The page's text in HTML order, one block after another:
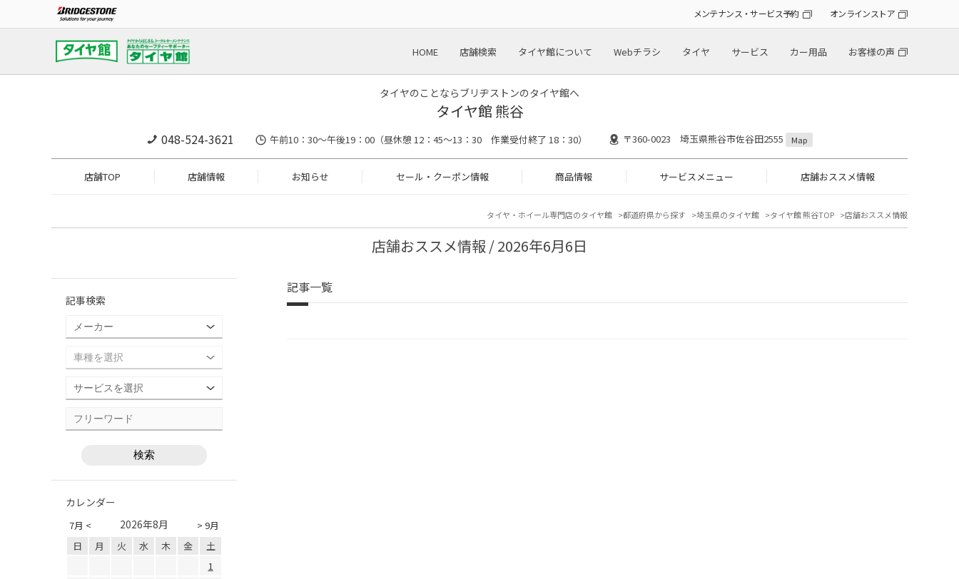
メンテナンス・サービス予約 オンラインストア
HOME 店舗検索 タイヤ館について Webチラシ タイヤ サービス カー用品 お客様の声
タイヤのことならブリヂストンのタイヤ館へ
タイヤ館 熊谷
048-524-3621 午前10：30～午後19：00（昼休憩 12：45～13：30 作業受付終了 18：30） 〒360-0023 埼玉県熊谷市佐谷田2555 Map
店舗TOP 店舗情報 お知らせ セール・クーポン情報 商品情報 サービスメニュー 店舗おススメ情報
タイヤ・ホイール専門店のタイヤ館 都道府県から探す 埼玉県のタイヤ館 タイヤ館 熊谷TOP 店舗おススメ情報
店舗おススメ情報 / 2026年6月6日
記事一覧
記事検索
カレンダー
7月 < > 9月
2026年8月
日 月 火 水 木 金
土
1